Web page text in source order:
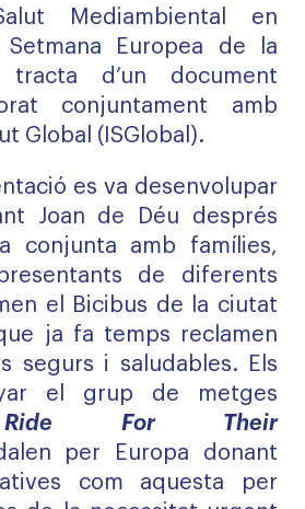
Mediambiental en
Setmana Europea de la
d’un document
conjuntament amb
Global (ISGlobal).
es va desenvolupar
Joan de Déu després
conjunta amb famílies,
de diferents
el Bicibus de la ciutat
ja fa temps reclamen
segurs i saludables. Els
el grup de metges
For Their
per Europa donant
com aquesta per